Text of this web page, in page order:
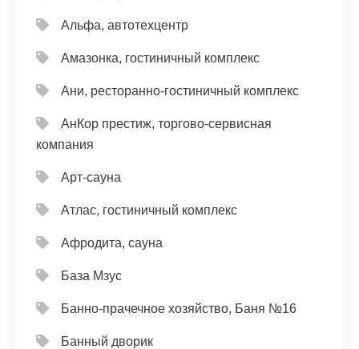
Альфа, автотехцентр
Амазонка, гостиничный комплекс
Ани, ресторанно-гостиничный комплекс
АнКор престиж, торгово-сервисная
компания
Арт-сауна
Атлас, гостиничный комплекс
Афродита, сауна
База Мзус
Банно-прачечное хозяйство, Баня №16
Банный дворик